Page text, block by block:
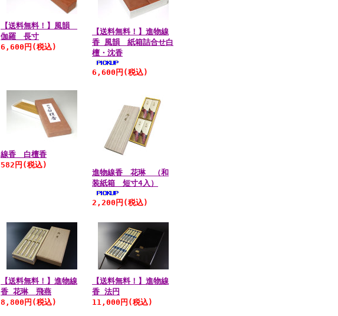
【送料無料！】風韻
伽羅 長寸
6,600円 (税込)
【送料無料！】進物線
香 風韻 紙箱詰合せ白
檀・沈香
6,600円 (税込)
線香 白檀香
582円 (税込)
進物線香 花琳 （和
装紙箱 短寸4入）
2,200円 (税込)
【送料無料！】進物線
香 花琳 飛燕
8,800円 (税込)
【送料無料！】進物線
香 法円
11,000円 (税込)